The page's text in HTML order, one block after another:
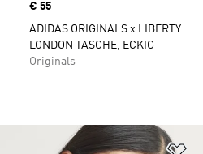
Price
€ 55
ADIDAS ORIGINALS x LIBERTY
LONDON TASCHE, ECKIG
Originals